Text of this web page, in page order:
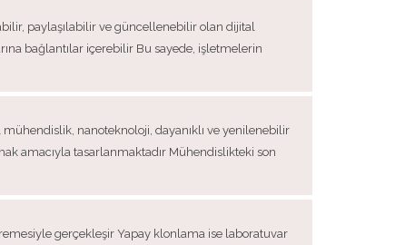
paylaşılabilir ve güncellenebilir olan dijital
bağlantılar içerebilir Bu sayede, işletmelerin
nanoteknoloji, dayanıklı ve yenilenebilir
amacıyla tasarlanmaktadır Mühendislikteki son
gerçekleşir Yapay klonlama ise laboratuvar